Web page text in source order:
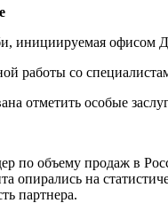
инициируемая
работы со
отметить особые
по объему продаж в
опирались на
партнера.